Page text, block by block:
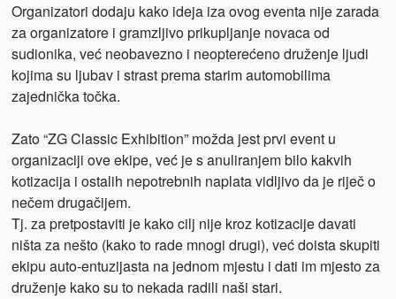
Organizatori dodaju kako ideja iza ovog eventa nije zarada
za organizatore i gramzljivo prikupljanje novaca od
sudionika, već neobavezno i neopterećeno druženje ljudi
kojima su ljubav i strast prema starim automobilima
zajednička točka.
Zato “ZG Classic Exhibition” možda jest prvi event u
organizaciji ove ekipe, već je s anuliranjem bilo kakvih
kotizacija i ostalih nepotrebnih naplata vidljivo da je riječ o
nečem drugačijem.
Tj. za pretpostaviti je kako cilj nije kroz kotizacije davati
ništa za nešto (kako to rade mnogi drugi), već doista skupiti
ekipu auto-entuzijasta na jednom mjestu i dati im mjesto za
druženje kako su to nekada radili naši stari.